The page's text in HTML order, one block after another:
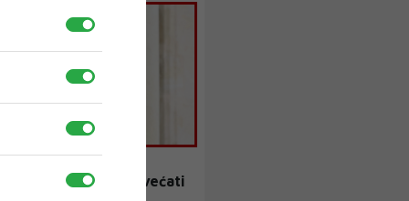
ministar: “Cilj je povećati